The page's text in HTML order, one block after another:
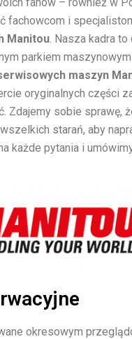
fachowcom i
Manitou. Nasza kadra
parkiem
maszyn
oryginalnych części
sobie sprawę,
starań, aby
każde pytania i
okresowym